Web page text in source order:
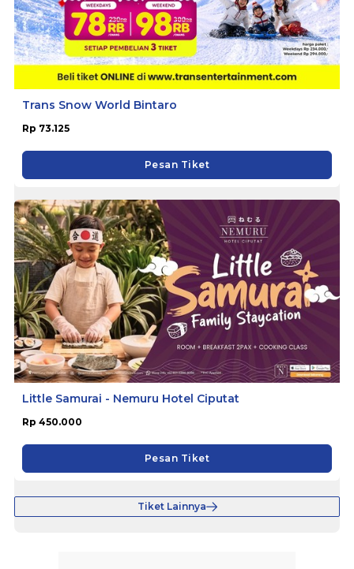
Trans Snow World Bintaro
Rp 73.125
Pesan Tiket
Little Samurai - Nemuru Hotel Ciputat
Rp 450.000
Pesan Tiket
Tiket Lainnya